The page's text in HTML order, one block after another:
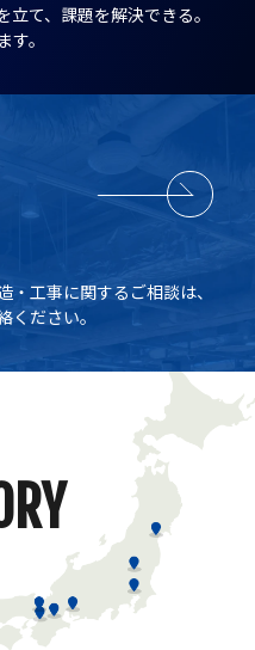
て、課題を解決できる。
。
工事に関するご相談は、
ださい。